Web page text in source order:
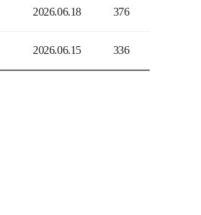
2026.06.18 376
2026.06.15 336